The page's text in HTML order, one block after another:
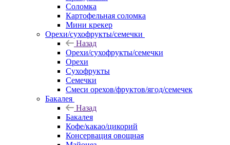
Соломка
Картофельная соломка
Мини крекер
Орехи/сухофрукты/семечки
Назад
Орехи/сухофрукты/семечки
Орехи
Сухофрукты
Семечки
Смеси орехов/фруктов/ягод/семечек
Бакалея
Назад
Бакалея
Кофе/какао/цикорий
Консервация овощная